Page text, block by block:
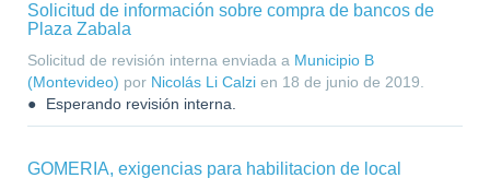
Solicitud de información sobre compra de bancos de
Plaza Zabala
Solicitud de revisión interna enviada a Municipio B
(Montevideo) por Nicolás Li Calzi en 18 de junio de 2019
Esperando revisión interna.
GOMERIA, exigencias para habilitacion de local